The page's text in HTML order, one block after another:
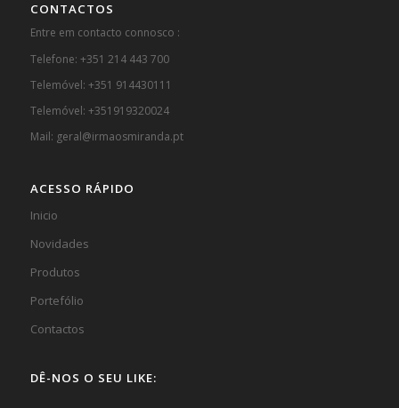
CONTACTOS
Entre em contacto connosco :
Telefone: +351 214 443 700
Telemóvel: +351 914430111
Telemóvel: +351919320024
Mail: geral@irmaosmiranda.pt
ACESSO RÁPIDO
Inicio
Novidades
Produtos
Portefólio
Contactos
DÊ-NOS O SEU LIKE: